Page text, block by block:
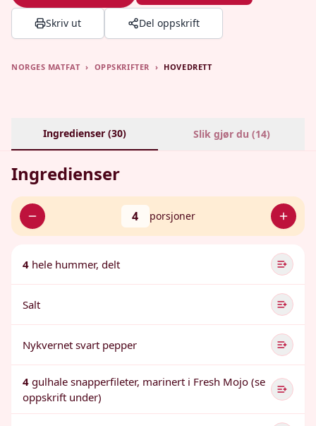
Skriv ut Del oppskrift
NORGES MATFAT › OPPSKRIFTER › HOVEDRETT
Ingredienser (30) Slik gjør du (14)
Ingredienser
4 porsjoner
4 hele hummer, delt
Salt
Nykvernet svart pepper
4 gulhale snapperfileter, marinert i Fresh Mojo (se
oppskrift under)